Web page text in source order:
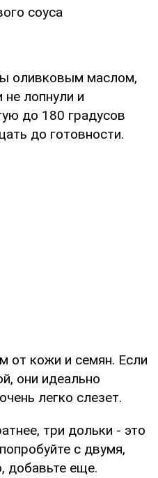
соуса
оливковым маслом,
лопнули и
до 180 градусов
до готовности.
от кожи и семян. Если
они идеально
легко слезет.
три дольки - это
с двумя,
добавьте еще.